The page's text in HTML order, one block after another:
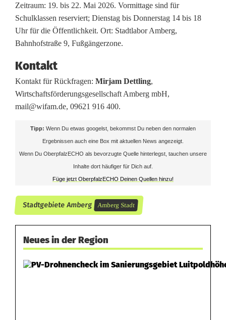
s
s
e
n
i
n
r
g
Zeitraum: 19. bis 22. Mai 2026. Vormittage sind für
Schulklassen reserviert; Dienstag bis Donnerstag 14 bis 18
Uhr für die Öffentlichkeit. Ort: Stadtlabor Amberg,
Bahnhofstraße 9, Fußgängerzone.
Kontakt
Kontakt für Rückfragen: Mirjam Dettling,
Wirtschaftsförderungsgesellschaft Amberg mbH,
mail@wifam.de, 09621 916 400.
Tipp: Wenn Du etwas googelst, bekommst Du neben den normalen
Ergebnissen auch eine Box mit aktuellen News angezeigt.
Wenn Du OberpfalzECHO als bevorzugte Quelle hinterlegst, tauchen unsere
Inhalte dort häufiger für Dich auf.
Füge jetzt OberpfalzECHO Deinen Quellen hinzu!
Stadtgebiete Amberg Amberg Stadt
Neues in der Region